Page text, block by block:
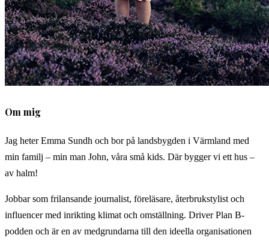
Om mig
Jag heter Emma Sundh och bor på landsbygden i Värmland med
min familj – min man John, våra små kids. Där bygger vi ett hus –
av halm!
Jobbar som frilansande journalist, föreläsare, återbrukstylist och
influencer med inrikting klimat och omställning. Driver Plan B-
podden och är en av medgrundarna till den ideella organisationen